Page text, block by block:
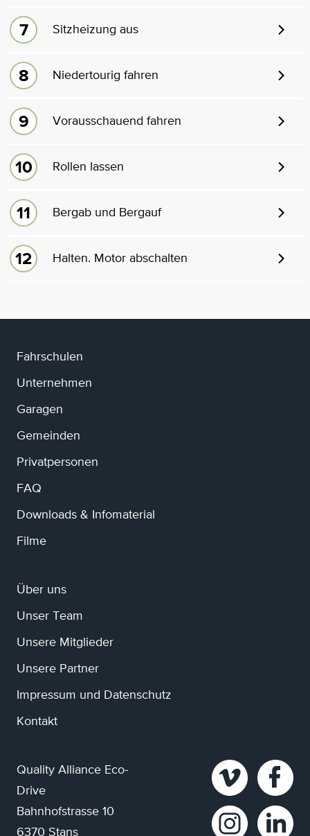
Sitzheizung aus
Niedertourig fahren
Vorausschauend fahren
Rollen lassen
Bergab und Bergauf
Halten. Motor abschalten
Fahrschulen
Unternehmen
Garagen
Gemeinden
Privatpersonen
FAQ
Downloads & Infomaterial
Filme
Über uns
Unser Team
Unsere Mitglieder
Unsere Partner
Impressum und Datenschutz
Kontakt
Quality Alliance Eco-
Drive
Bahnhofstrasse 10
6370 Stans